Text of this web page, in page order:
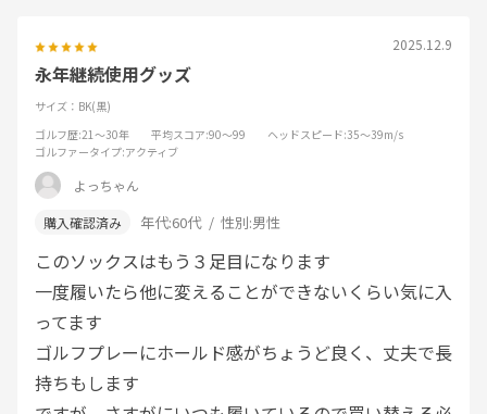
2025.12.9
永年継続使用グッズ
サイズ：BK(黒)
ゴルフ歴:21～30年 平均スコア:90～99 ヘッドスピード:35～39m/s
ゴルファータイプ:アクティブ
よっちゃん
年代:60代 性別:男性
このソックスはもう３足目になります
一度履いたら他に変えることができないくらい気に入
ってます
ゴルフプレーにホールド感がちょうど良く、丈夫で長
持ちもします